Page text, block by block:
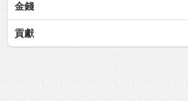
金錢
貢獻